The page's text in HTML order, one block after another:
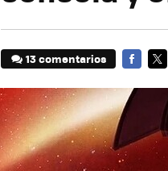
13 comentarios